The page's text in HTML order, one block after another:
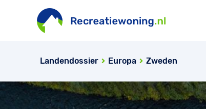
Landendossier Europa Zweden